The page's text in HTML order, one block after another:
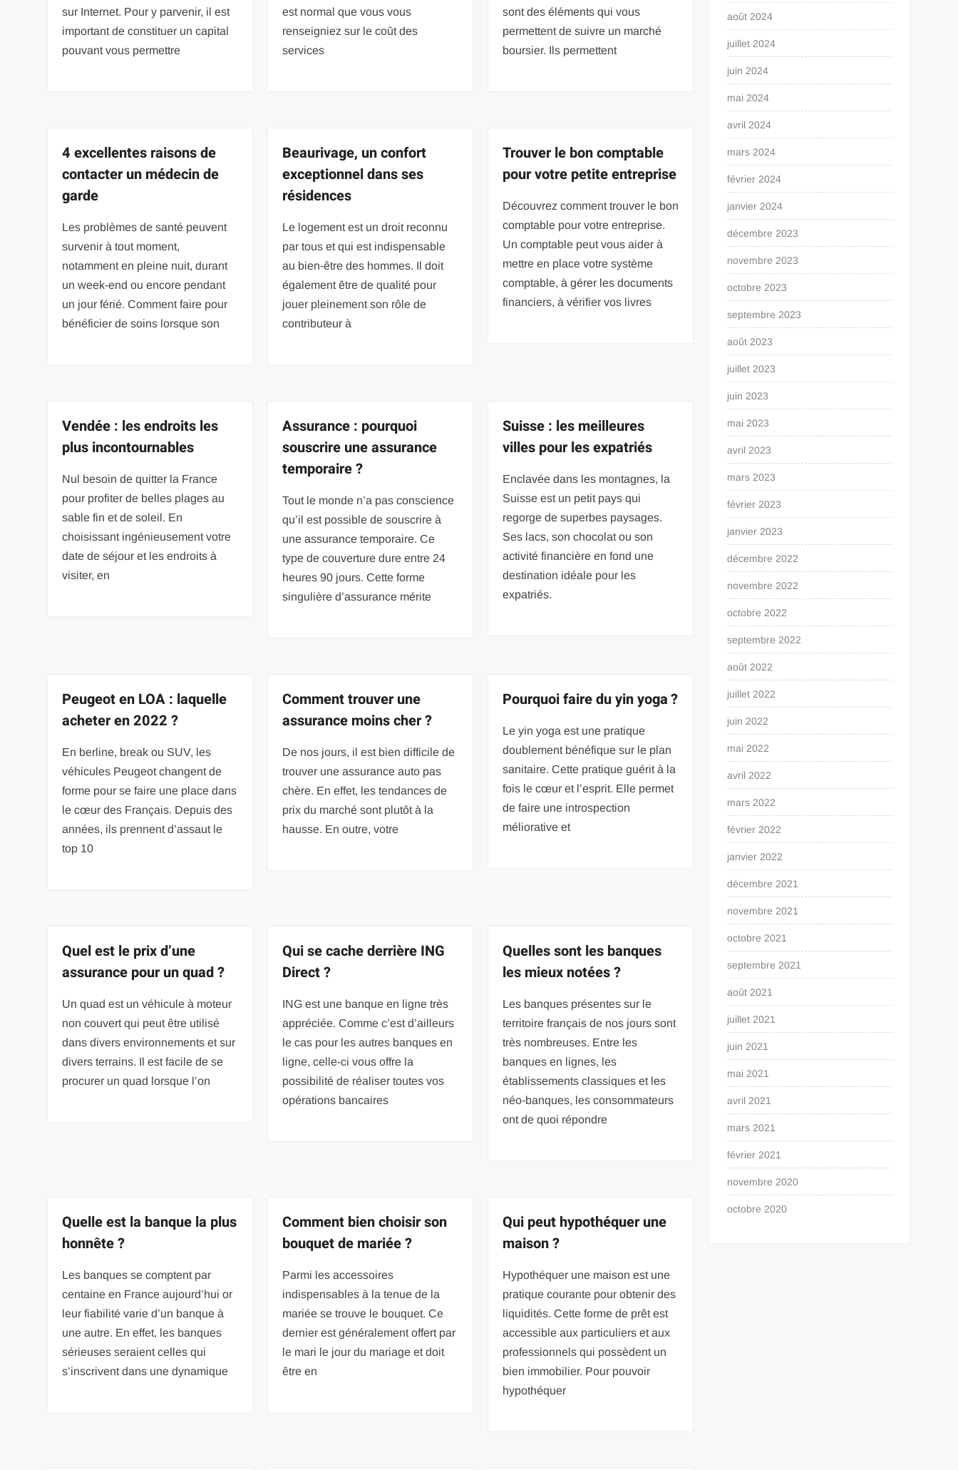
sur Internet. Pour y parvenir, il est
important de constituer un capital
pouvant vous permettre
est normal que vous vous
renseigniez sur le coût des
services
sont des éléments qui vous
permettent de suivre un marché
boursier. Ils permettent
4 excellentes raisons de
contacter un médecin de
garde
Les problèmes de santé peuvent
survenir à tout moment,
notamment en pleine nuit, durant
un week-end ou encore pendant
un jour férié. Comment faire pour
bénéficier de soins lorsque son
Beaurivage, un confort
exceptionnel dans ses
résidences
Le logement est un droit reconnu
par tous et qui est indispensable
au bien-être des hommes. Il doit
également être de qualité pour
jouer pleinement son rôle de
contributeur à
Trouver le bon comptable
pour votre petite entreprise
Découvrez comment trouver le bon
comptable pour votre entreprise.
Un comptable peut vous aider à
mettre en place votre système
comptable, à gérer les documents
financiers, à vérifier vos livres
Vendée : les endroits les
plus incontournables
Nul besoin de quitter la France
pour profiter de belles plages au
sable fin et de soleil. En
choisissant ingénieusement votre
date de séjour et les endroits à
visiter, en
Assurance : pourquoi
souscrire une assurance
temporaire ?
Tout le monde n’a pas conscience
qu’il est possible de souscrire à
une assurance temporaire. Ce
type de couverture dure entre 24
heures 90 jours. Cette forme
singulière d’assurance mérite
Suisse : les meilleures
villes pour les expatriés
Enclavée dans les montagnes, la
Suisse est un petit pays qui
regorge de superbes paysages.
Ses lacs, son chocolat ou son
activité financière en fond une
destination idéale pour les
expatriés.
Peugeot en LOA : laquelle
acheter en 2022 ?
En berline, break ou SUV, les
véhicules Peugeot changent de
forme pour se faire une place dans
le cœur des Français. Depuis des
années, ils prennent d’assaut le
top 10
Comment trouver une
assurance moins cher ?
De nos jours, il est bien difficile de
trouver une assurance auto pas
chère. En effet, les tendances de
prix du marché sont plutôt à la
hausse. En outre, votre
Pourquoi faire du yin yoga ?
Le yin yoga est une pratique
doublement bénéfique sur le plan
sanitaire. Cette pratique guérit à la
fois le cœur et l’esprit. Elle permet
de faire une introspection
méliorative et
Quel est le prix d’une
assurance pour un quad ?
Un quad est un véhicule à moteur
non couvert qui peut être utilisé
dans divers environnements et sur
divers terrains. Il est facile de se
procurer un quad lorsque l’on
Qui se cache derrière ING
Direct ?
ING est une banque en ligne très
appréciée. Comme c’est d’ailleurs
le cas pour les autres banques en
ligne, celle-ci vous offre la
possibilité de réaliser toutes vos
opérations bancaires
Quelles sont les banques
les mieux notées ?
Les banques présentes sur le
territoire français de nos jours sont
très nombreuses. Entre les
banques en lignes, les
établissements classiques et les
néo-banques, les consommateurs
ont de quoi répondre
Quelle est la banque la plus
honnête ?
Les banques se comptent par
centaine en France aujourd’hui or
leur fiabilité varie d’un banque à
une autre. En effet, les banques
sérieuses seraient celles qui
s’inscrivent dans une dynamique
Comment bien choisir son
bouquet de mariée ?
Parmi les accessoires
indispensables à la tenue de la
mariée se trouve le bouquet. Ce
dernier est généralement offert par
le mari le jour du mariage et doit
être en
Qui peut hypothéquer une
maison ?
Hypothéquer une maison est une
pratique courante pour obtenir des
liquidités. Cette forme de prêt est
accessible aux particuliers et aux
professionnels qui possèdent un
bien immobilier. Pour pouvoir
hypothéquer
août 2024
juillet 2024
juin 2024
mai 2024
avril 2024
mars 2024
février 2024
janvier 2024
décembre 2023
novembre 2023
octobre 2023
septembre 2023
août 2023
juillet 2023
juin 2023
mai 2023
avril 2023
mars 2023
février 2023
janvier 2023
décembre 2022
novembre 2022
octobre 2022
septembre 2022
août 2022
juillet 2022
juin 2022
mai 2022
avril 2022
mars 2022
février 2022
janvier 2022
décembre 2021
novembre 2021
octobre 2021
septembre 2021
août 2021
juillet 2021
juin 2021
mai 2021
avril 2021
mars 2021
février 2021
novembre 2020
octobre 2020